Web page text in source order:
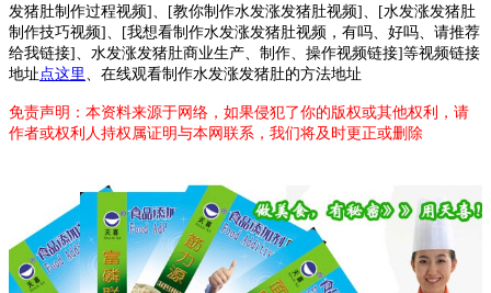
发猪肚制作过程视频]、[教你制作水发涨发猪肚视频]、[水发涨发猪肚
制作技巧视频]、[我想看制作水发涨发猪肚视频，有吗、好吗、请推荐
给我链接]、水发涨发猪肚商业生产、制作、操作视频链接]等视频链接
地址点这里 、在线观看制作水发涨发猪肚的方法地址
免责声明：本资料来源于网络，如果侵犯了你的版权或其他权利，请
作者或权利人持权属证明与本网联系，我们将及时更正或删除